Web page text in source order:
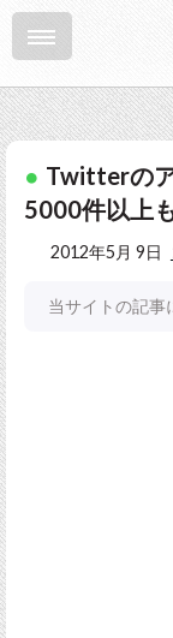
Twitterの
5000件以上
2012年5月 9日
当サイトの記事